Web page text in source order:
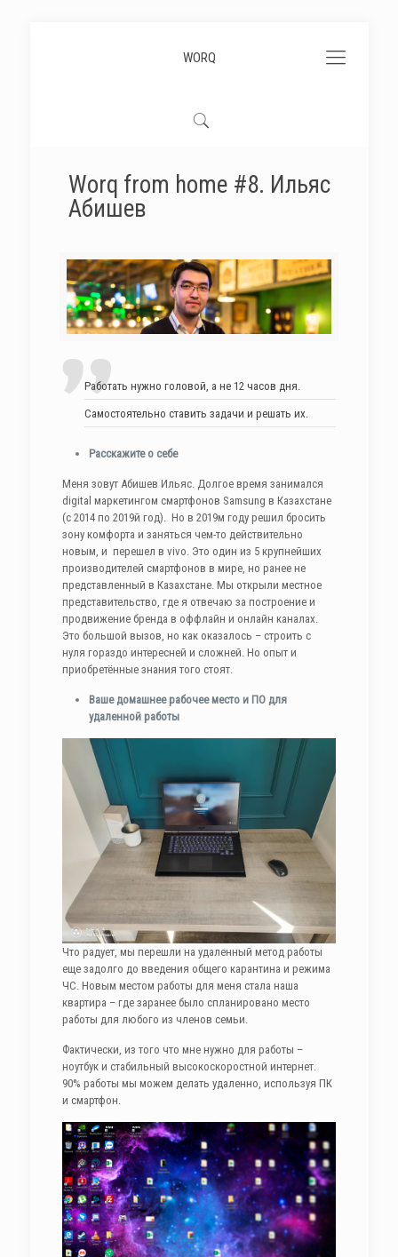
WORQ
Worq from home #8. Ильяс
Абишев
Работать нужно головой, а не 12 часов дня.
Самостоятельно ставить задачи и решать их.
Расскажите о себе
Меня зовут Абишев Ильяс. Долгое время занимался
digital маркетингом смартфонов Samsung в Казахстане
(с 2014 по 2019й год). Но в 2019м году решил бросить
зону комфорта и заняться чем-то действительно
новым, и перешел в vivo. Это один из 5 крупнейших
производителей смартфонов в мире, но ранее не
представленный в Казахстане. Мы открыли местное
представительство, где я отвечаю за построение и
продвижение бренда в оффлайн и онлайн каналах.
Это большой вызов, но как оказалось – строить с
нуля гораздо интересней и сложней. Но опыт и
приобретённые знания того стоят.
Ваше домашнее рабочее место и ПО для
удаленной работы
Что радует, мы перешли на удаленный метод работы
еще задолго до введения общего карантина и режима
ЧС. Новым местом работы для меня стала наша
квартира – где заранее было спланировано место
работы для любого из членов семьи.
Фактически, из того что мне нужно для работы –
ноутбук и стабильный высокоскоростной интернет.
90% работы мы можем делать удаленно, используя ПК
и смартфон.